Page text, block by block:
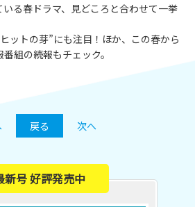
る春ドラマ、見どころと合わせて一挙
ットの芽”にも注目！ほか、この春から
組の続報もチェック。
戻る 次へ
新号 好評発売中